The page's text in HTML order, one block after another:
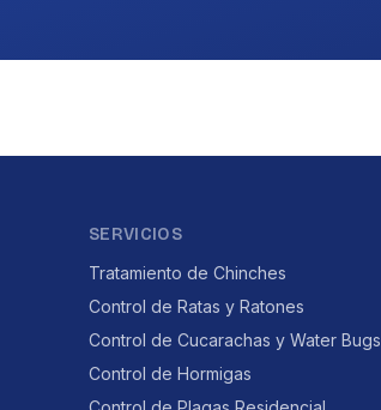
SERVICIOS
Tratamiento de Chinches
Control de Ratas y Ratones
Control de Cucarachas y Water Bugs
Control de Hormigas